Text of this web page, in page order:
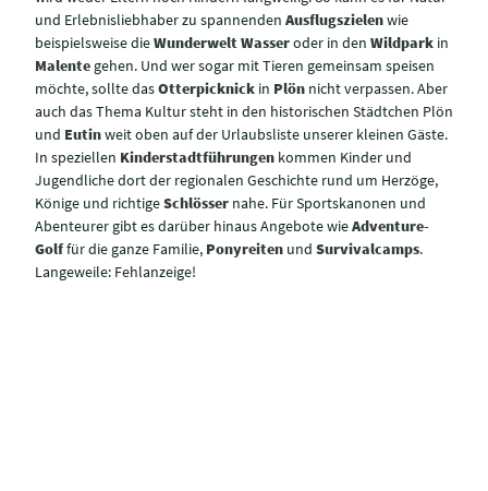
und Erlebnisliebhaber zu spannenden Ausflugszielenwie
beispielsweise dieWunderwelt Wasseroder in den Wildpark in
Malente gehen. Und wer sogar mit Tieren gemeinsam speisen
möchte, sollte dasOtterpicknick in Plön nicht verpassen. Aber
auch das Thema Kultur steht in den historischen Städtchen Plön
und Eutinweit oben auf der Urlaubsliste unserer kleinen Gäste.
In speziellen Kinderstadtführungen kommen Kinder und
Jugendliche dort der regionalen Geschichte rund um Herzöge,
Könige und richtigeSchlösser nahe. Für Sportskanonen und
Abenteurer gibt es darüber hinaus Angebote wieAdventure-
Golffür die ganze Familie, Ponyreiten und Survivalcamps.
Langeweile: Fehlanzeige!